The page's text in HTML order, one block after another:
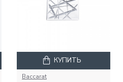
Baccarat
КУПИТЬ